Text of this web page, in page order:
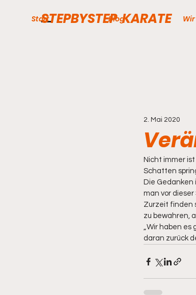
STEPBYSTEP KARATE
Start Blog Wir
2. Mai 2020
Nicht immer
Schatten
Die Gedanken
man vor
Zurzeit finden
zu bewahren,
„Wir haben es
daran zurück